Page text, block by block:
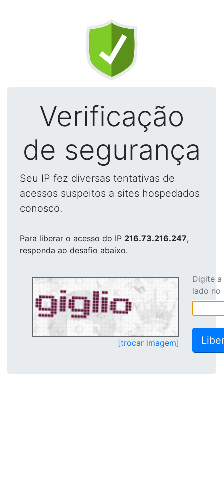
Verificação
de segurança
Seu IP fez diversas tentativas de
acessos suspeitos a sites hospedados
conosco.
Para liberar o acesso do IP 216.73.216.247,
responda ao desafio abaixo.
[trocar imagem]
Digite
lado no